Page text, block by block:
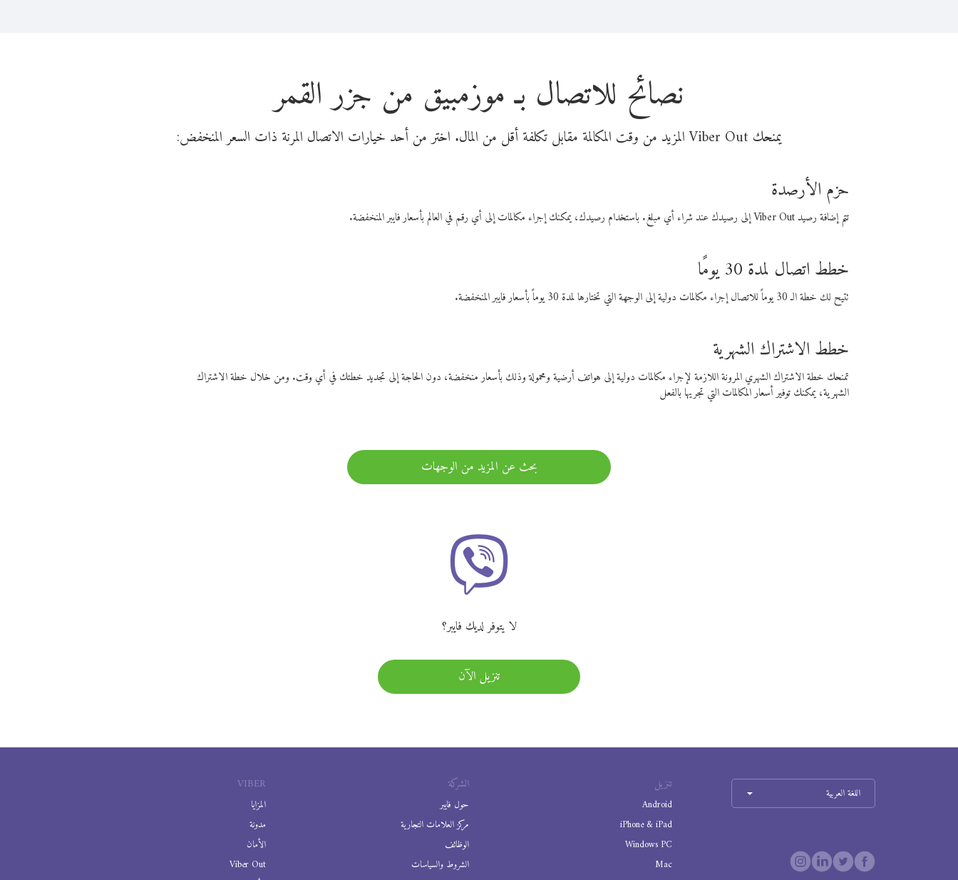
نصائح للاتصال بـ موزمبيق من جزر القمر
يمنحك Viber Out المزيد من وقت المكالمة مقابل تكلفة أقل من المال. اختر من أحد خيارات الاتصال المرنة ذات السعر المنخفض:
حزم الأرصدة
تتم إضافة رصيد Viber Out إلى رصيدك عند شراء أي مبلغ. باستخدام رصيدك، يمكنك إجراء مكالمات إلى أي رقم في العالم بأسعار فايبر المنخفضة.
خطط اتصال لمدة 30 يومًا
تتيح لك خطة الـ 30 يوماً للاتصال إجراء مكالمات دولية إلى الوجهة التي تختارها لمدة 30 يوماً بأسعار فايبر المنخفضة.
خطط الاشتراك الشهرية
تمنحك خطة الاشتراك الشهري المرونة اللازمة لإجراء مكالمات دولية إلى هواتف أرضية ومحمولة وذلك بأسعار منخفضة، دون الحاجة إلى تجديد خطتك في أي وقت. ومن خلال خطة الاشتراك
الشهرية، يمكنك توفير أسعار المكالمات التي تجريها بالفعل
بحث عن المزيد من الوجهات
لا يتوفر لديك فايبر؟
تنزيل الآن
VIBER
المزايا
مدونة
الأمان
Viber Out
الشركة
حول فايبر
مركز العلامات التجارية
الوظائف
الشروط والسياسات
تنزيل
Android
iPhone & iPad
Windows PC
Mac
اللغة العربية